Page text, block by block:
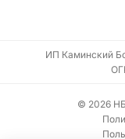
ИП Каминский
© 2026